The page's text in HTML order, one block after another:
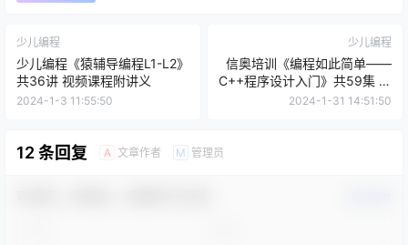
少儿编程
少儿编程《猿辅导编程L1-L2》
共36讲 视频课程附讲义
2024-1-3 11:55:50
少儿编程
信奥培训《编程如此简单——
C++程序设计入门》共59集 视
频课程
2024-1-31 14:51:50
12 条回复 A 文章作者 M 管理员